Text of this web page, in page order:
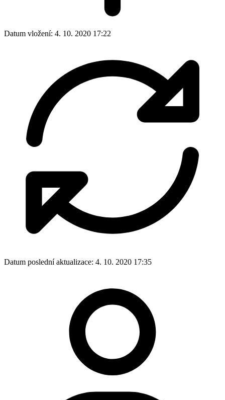
Datum vložení: 4. 10. 2020 17:22
Datum poslední aktualizace: 4. 10. 2020 17:35